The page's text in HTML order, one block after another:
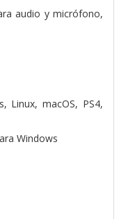
audio y micrófono,
Linux, macOS, PS4,
Windows